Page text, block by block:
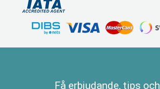
Få erbjudande, tips och